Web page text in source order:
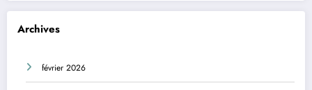
Archives
février 2026